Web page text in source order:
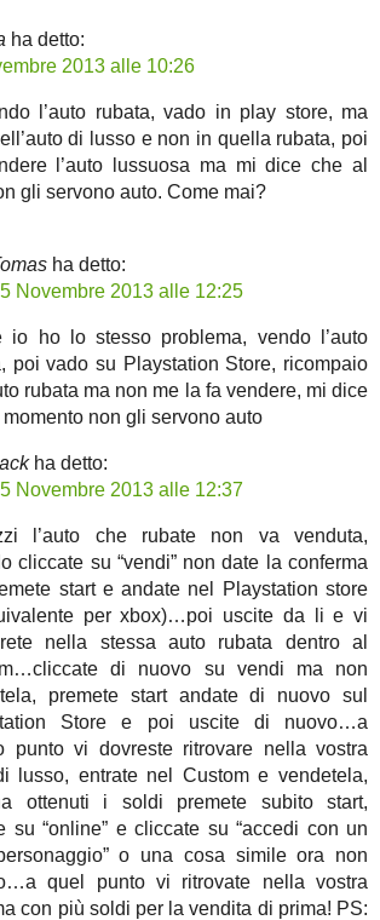
ha detto:
2013 alle 10:26
l’auto rubata, vado in play store, ma
di lusso e non in quella rubata, poi
l’auto lussuosa ma mi dice che al
gli servono auto. Come mai?
ha detto:
Novembre 2013 alle 12:25
io ho lo stesso problema, vendo l’auto
poi vado su Playstation Store, ricompaio
rubata ma non me la fa vendere, mi dice
non gli servono auto
ha detto:
Novembre 2013 alle 12:37
l’auto che rubate non va venduta,
cliccate su “vendi” non date la conferma
start e andate nel Playstation store
per xbox)…poi uscite da li e vi
nella stessa auto rubata dentro al
di nuovo su vendi ma non
premete start andate di nuovo sul
Store e poi uscite di nuovo…a
punto vi dovreste ritrovare nella vostra
lusso, entrate nel Custom e vendetela,
ottenuti i soldi premete subito start,
su “online” e cliccate su “accedi con un
o una cosa simile ora non
quel punto vi ritrovate nella vostra
con più soldi per la vendita di prima! PS: